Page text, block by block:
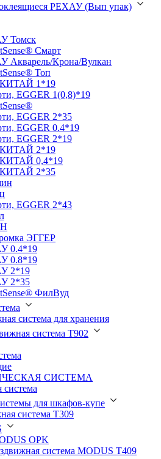
РЕХАУ (Вып упак)
Томск
Смарт
Акварель/Крона/Вулкан
Топ
1*19
EGGER 1(0,8)*19
EGGER 2*35
EGGER 0.4*19
EGGER 2*19
2*19
0,4*19
2*35
EGGER 2*43
ЭГГЕР
0.4*19
0.8*19
2*19
2*35
ФилВуд
система для хранения
система Т902
СИСТЕМА
система
для шкафов-купе
система Т309
OPK
система MODUS T409